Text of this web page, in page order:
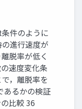
件のように
進行速度が
脱率が低く
速度変化条
，離脱率を
あるかの検証
比較 36